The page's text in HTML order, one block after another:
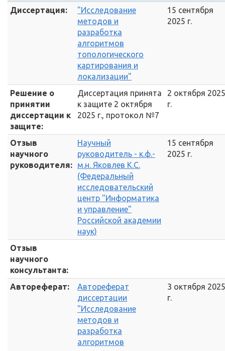
Диссертация:
"Исследование
методов и
разработка
алгоритмов
топологического
картирования и
локализации"
15 сентября
2025 г.
Решение о
принятии
диссертации к
защите:
Диссертация принята
к защите 2 октября
2025 г., протокол №7
2 октября 2025
г.
Отзыв
научного
руководителя:
Научный
руководитель - к.ф.-
м.н. Яковлев К.С.
(Федеральный
исследовательский
центр "Информатика
и управление"
Российской академии
наук)
15 сентября
2025 г.
Отзыв
научного
консультанта:
Автореферат:
Автореферат
диссертации
"Исследование
методов и
разработка
алгоритмов
3 октября 2025
г.